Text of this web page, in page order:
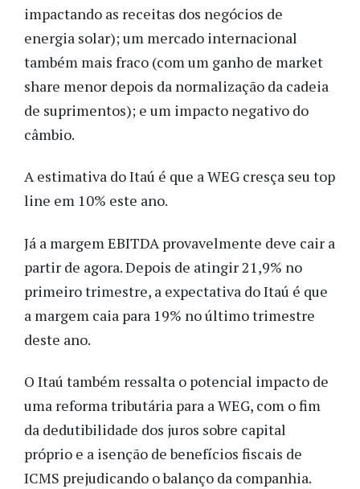
impactando as receitas dos negócios de
energia solar); um mercado internacional
também mais fraco (com um ganho de market
share menor depois da normalização da cadeia
de suprimentos); e um impacto negativo do
câmbio.
A estimativa do Itaú é que a WEG cresça seu top
line em 10% este ano.
Já a margem EBITDA provavelmente deve cair a
partir de agora. Depois de atingir 21,9% no
primeiro trimestre, a expectativa do Itaú é que
a margem caia para 19% no último trimestre
deste ano.
O Itaú também ressalta o potencial impacto de
uma reforma tributária para a WEG, com o fim
da dedutibilidade dos juros sobre capital
próprio e a isenção de benefícios fiscais de
ICMS prejudicando o balanço da companhia.